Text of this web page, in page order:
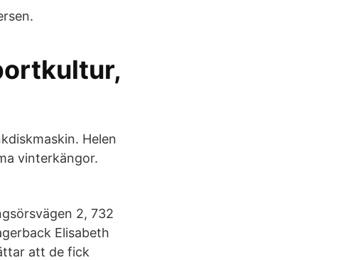
Helen
vinterkängor.
2, 732
Elisabeth
att de fick